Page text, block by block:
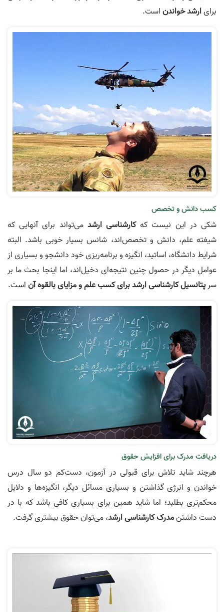
برایارشد خواندناست.
کسب دانش و تخصص
شکی در این نیست کهکارشناسی ارشد می‌تواند برای آنهایی که
شیفته علم، دانش و تخصص‌اند، شانس بسیار خوبی باشد. البته
شرایط دانشگاه، اساتید، انگیزه و برنامه‌ریزی خود دانشجو و بسیاری از
عوامل دیگر در حصول چنین نتیجه‌ای دخیل‌اند، اما اینجا بحث ما بر
سرپتانسیل کارشناسی ارشدبرای کسب علمو مزایای بالقوه آناست.
دریافت مدرک برای افزایش حقوق
هرچند شاید تلاش برای قبولی در آزمون، دست‌کم دو سال درس
خواندن و انرژی گذاشتن و بسیاری مسائل دیگر، انگیزه‌ها و دلایل
محکم‌تری بطلبد؛ اما شاید همین برای بسیاری کافی باشد که با در
دست داشتنمدرک کارشناسی ارشد، می‌توان حقوق بیشتری گرفت.